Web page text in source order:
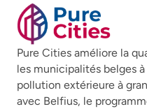
Pure Cities améliore la
les municipalités belges
pollution extérieure à
avec Belfius, le